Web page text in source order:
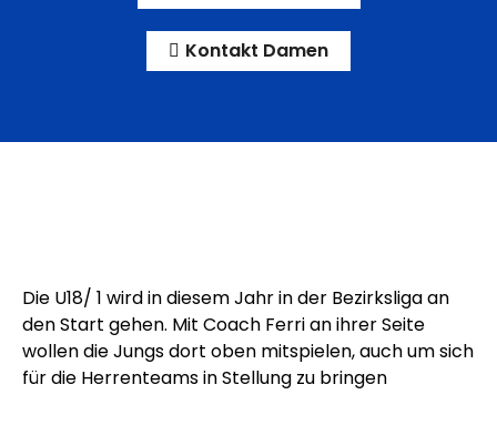
Kontakt Damen
Die U18/ 1 wird in diesem Jahr in der Bezirksliga an
den Start gehen. Mit Coach Ferri an ihrer Seite
wollen die Jungs dort oben mitspielen, auch um sich
für die Herrenteams in Stellung zu bringen